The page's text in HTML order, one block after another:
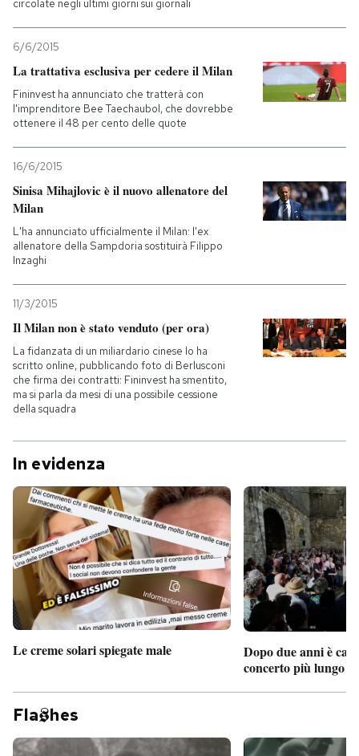
circolate negli ultimi giorni sui giornali
6/6/2015
La trattativa esclusiva per cedere il Milan
Fininvest ha annunciato che tratterà con
l'imprenditore Bee Taechaubol, che dovrebbe
ottenere il 48 per cento delle quote
16/6/2015
Sinisa Mihajlovic è il nuovo allenatore del
Milan
L'ha annunciato ufficialmente il Milan: l'ex
allenatore della Sampdoria sostituirà Filippo
Inzaghi
11/3/2015
Il Milan non è stato venduto (per ora)
La fidanzata di un miliardario cinese lo ha
scritto online, pubblicando foto di Berlusconi
che firma dei contratti: Fininvest ha smentito,
ma si parla da mesi di una possibile cessione
della squadra
In evidenza
Le creme solari spiegate male
Dopo due anni è
concerto più lungo
Fla hes